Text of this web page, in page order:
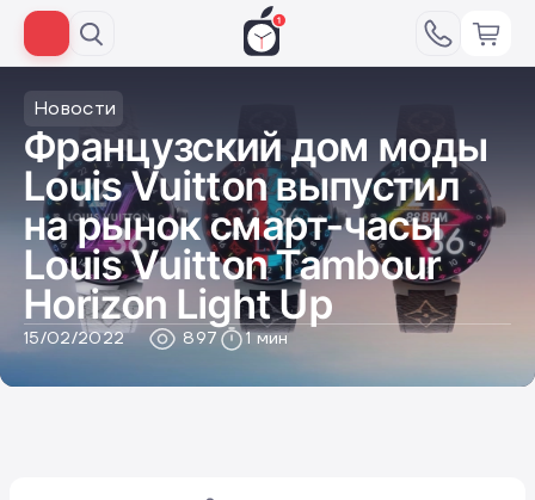
Новости
Французский дом моды
Louis Vuitton выпустил
на рынок смарт-часы
Louis Vuitton Tambour
Horizon Light Up
15/02/2022 897 1 мин